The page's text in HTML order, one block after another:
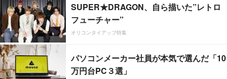
SUPER★DRAGON、自ら描いた”レトロ
フューチャー”
オリコンタイアップ特集
パソコンメーカー社員が本気で選んだ「10
万円台PC３選」